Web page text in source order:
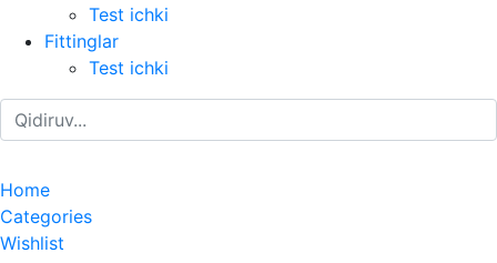
Test ichki
Fittinglar
Test ichki
Home
Categories
Wishlist